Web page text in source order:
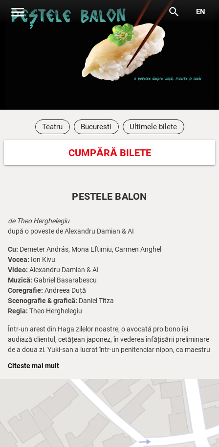
menu search EN
Teatru Bucuresti Ultimele bilete
CUMPĂRĂ BILETE
PESTELE BALON
de Theo Herghelegiu
după o poveste de Alexandru Damian & AI
Cu: Demeter András, Mona Eftimiu, Carmen Anghel
Vocea: Ion Kivu
Video: Alexandru Damian & AI
Muzică: Gabriel Basarabescu
Coregrafie: Andreea Duță
Scenografie & grafică: Daniel Titza
Regia: Theo Herghelegiu
Într-un arest din Haga zilelor noastre, o avocată pro bono își
audiază clientul, cetățean japonez, în vederea înfățișării preliminare
de a doua zi. Yuki-san a lucrat într-un penitenciar nipon, ca maestru
condamnate la moarte (cetățean american), care a cerut fugu
sushi pentru ultima ei masă. Din motive pe care nici el nu și le
explică la început, Yuki a făcut o greșeală fatală în procesul de
gătire, iar deținuta a murit otrăvită cu tetradoxină (substanța letală
existentă în peștele-balon), cu un ceas și ceva mai devreme de ora
execuției. Tribunalul din Haga urmează să stabilească ne/vinovăția
sa, acuzația fiind aceea că a scurtat viața unei condamnate cu 72
de minute înainte de execuție.
Citeste mai mult